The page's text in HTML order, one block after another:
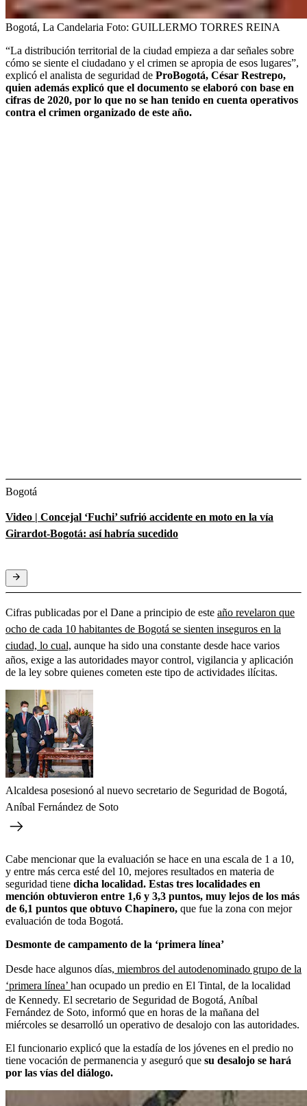
Bogotá, La Candelaria Foto: GUILLERMO TORRES REINA
“La distribución territorial de la ciudad empieza a dar señales sobre
cómo se siente el ciudadano y el crimen se apropia de esos lugares”,
explicó el analista de seguridad de ProBogotá, César Restrepo,
quien además explicó que el documento se elaboró con base en
cifras de 2020, por lo que no se han tenido en cuenta operativos
contra el crimen organizado de este año.
Bogotá
Video | Concejal ‘Fuchi’ sufrió accidente en moto en la vía
Girardot-Bogotá: así habría sucedido
Cifras publicadas por el Dane a principio de este año revelaron que
ocho de cada 10 habitantes de Bogotá se sienten inseguros en la
ciudad, lo cual, aunque ha sido una constante desde hace varios
años, exige a las autoridades mayor control, vigilancia y aplicación
de la ley sobre quienes cometen este tipo de actividades ilícitas.
Alcaldesa posesionó al nuevo secretario de Seguridad de Bogotá,
Aníbal Fernández de Soto
Cabe mencionar que la evaluación se hace en una escala de 1 a 10,
y entre más cerca esté del 10, mejores resultados en materia de
seguridad tiene dicha localidad. Estas tres localidades en
mención obtuvieron entre 1,6 y 3,3 puntos, muy lejos de los más
de 6,1 puntos que obtuvo Chapinero, que fue la zona con mejor
evaluación de toda Bogotá.
Desmonte de campamento de la ‘primera línea’
Desde hace algunos días, miembros del autodenominado grupo de la
‘primera línea’ han ocupado un predio en El Tintal, de la localidad
de Kennedy. El secretario de Seguridad de Bogotá, Aníbal
Fernández de Soto, informó que en horas de la mañana del
miércoles se desarrolló un operativo de desalojo con las autoridades.
El funcionario explicó que la estadía de los jóvenes en el predio no
tiene vocación de permanencia y aseguró que su desalojo se hará
por las vías del diálogo.